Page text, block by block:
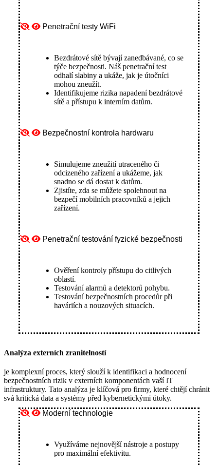
Penetrační testy WiFi
Bezdrátové sítě bývají zanedbávané, co se
týče bezpečnosti. Náš penetrační test
odhalí slabiny a ukáže, jak je útočníci
mohou zneužít.
Identifikujeme rizika napadení bezdrátové
sítě a přístupu k interním datům.
Bezpečnostní kontrola hardwaru
Simulujeme zneužití utraceného či
odcizeného zařízení a ukážeme, jak
snadno se dá dostat k datům.
Zjistíte, zda se můžete spolehnout na
bezpečí mobilních pracovníků a jejich
zařízení.
Penetrační testování fyzické bezpečnosti
Ověření kontroly přístupu do citlivých
oblastí.
Testování alarmů a detektorů pohybu.
Testování bezpečnostních procedůr při
haváriích a nouzových situacích.
Analýza externích zranitelností
je komplexní proces, který slouží k identifikaci a hodnocení
bezpečnostních rizik v externích komponentách vaší IT
infrastruktury. Tato analýza je klíčová pro firmy, které chtějí chránit
svá kritická data a systémy před kybernetickými útoky.
Moderní technologie
Využíváme nejnovější nástroje a postupy
pro maximální efektivitu.